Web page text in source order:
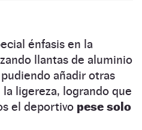
énfasis en la
llantas de aluminio
añadir otras
ligereza, logrando que
el deportivo pese solo